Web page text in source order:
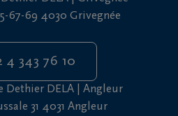
67-69 4030 Grivegnée
4 343 76 10
Dethier DELA | Angleur
31 4031 Angleur